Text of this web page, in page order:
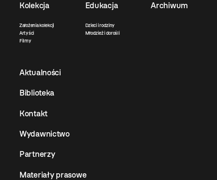
Kolekcja
Założenia kolekcji
Artyści
Filmy
Edukacja
Dzieci i rodziny
Młodzież i dorośli
Archiwum
Aktualności
Biblioteka
Kontakt
Wydawnictwo
Partnerzy
Materiały prasowe